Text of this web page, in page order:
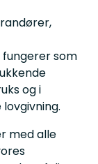
fungerer som
og i
med alle